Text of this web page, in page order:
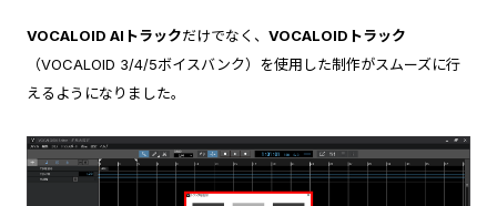
VOCALOID AIトラックだけでなく、 VOCALOIDトラック
（VOCALOID 3/4/5ボイスバンク）を使用した制作がスムーズに行
えるようになりました。